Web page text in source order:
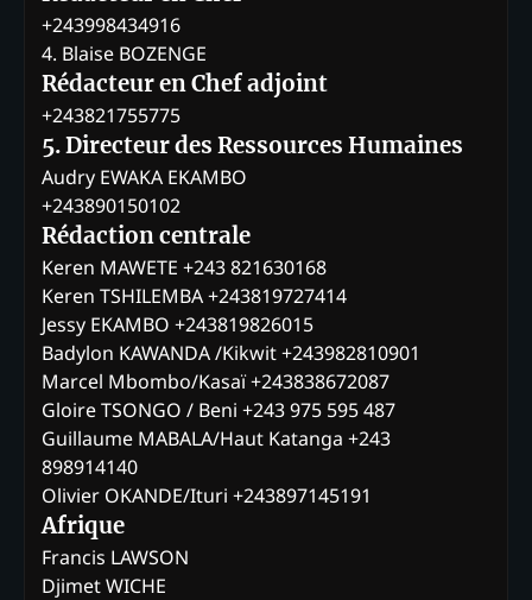
+243998434916
4. Blaise BOZENGE
Rédacteur en Chef adjoint
+243821755775
5. Directeur des Ressources Humaines
Audry EWAKA EKAMBO
+243890150102
Rédaction centrale
Keren MAWETE +243 821630168
Keren TSHILEMBA +243819727414
Jessy EKAMBO +243819826015
Badylon KAWANDA /Kikwit +243982810901
Marcel Mbombo/Kasaï +243838672087
Gloire TSONGO / Beni +243 975 595 487
Guillaume MABALA/Haut Katanga +243
898914140
Olivier OKANDE/Ituri +243897145191
Afrique
Francis LAWSON
Djimet WICHE